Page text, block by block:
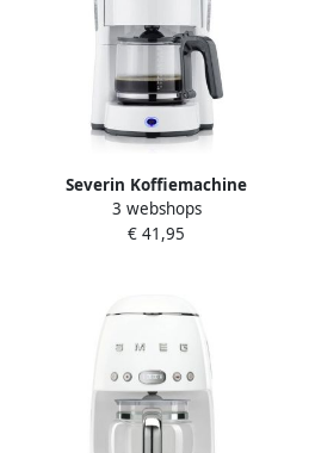
Severin Koffiemachine
KA4816 |
Filterkoffiezetapparaten |
3 webshops
€ 41,95